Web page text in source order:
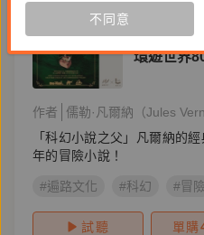
有聲
環遊世界
作者
儒勒·凡爾納（Jules
「科幻小說之父」凡爾納的
年的冒險小說！
#遍路文化 #科幻 #冒險
試聽 單購
不同意